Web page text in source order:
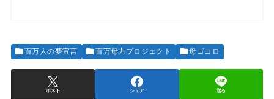
百万人の夢宣言 百万母力プロジェクト 母ゴコロ
ポスト シェア 送る